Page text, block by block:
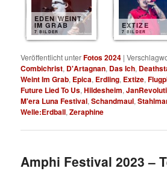
EDEN WEINT
IM GRAB
7 BILDER
EXTIZE
7 BILDER
Veröffentlicht unterFotos 2024 |
Combichrist, D'Artagnan, Das Ich,
Weint Im Grab, Epica, Erdling, Extize,
Future Lied To Us,Hildesheim,
M'era Luna Festival,Schandmaul,
Welle:Erdball,Zeraphine
Amphi Festival 2023 –